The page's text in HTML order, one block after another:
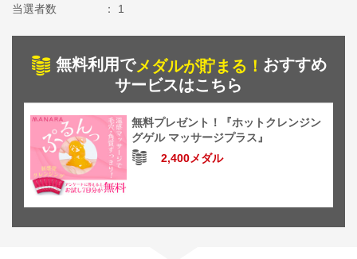
当選者数
1
無料利用でメダルが貯まる！ おすすめ
サービスはこちら
無料プレゼント！『ホットクレンジン
グゲル マッサージプラス』
2,400メダル